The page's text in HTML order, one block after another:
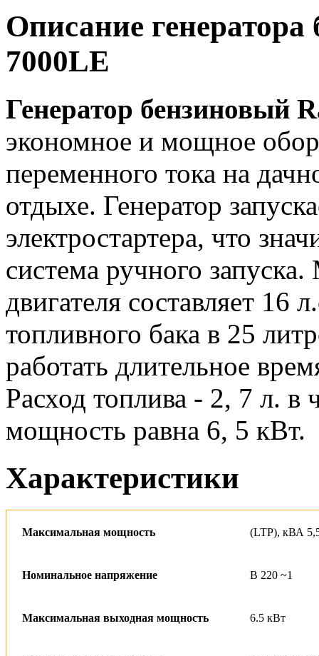
Описание генератора
7000LE
Генератор бензиновый
экономное и мощное
переменного тока на
отдыхе. Генератор
электростартера, что
система ручного
двигателя составляет 16
топливного бака в 25
работать длительное
Расход топлива - 2, 7 л. в
мощность равна 6, 5 кВт.
Характеристики
Максимальная мощность (LTP), кВА
Номинальное напряжение В 220 ~1
Максимальная выходная мощность 6.5 кВт